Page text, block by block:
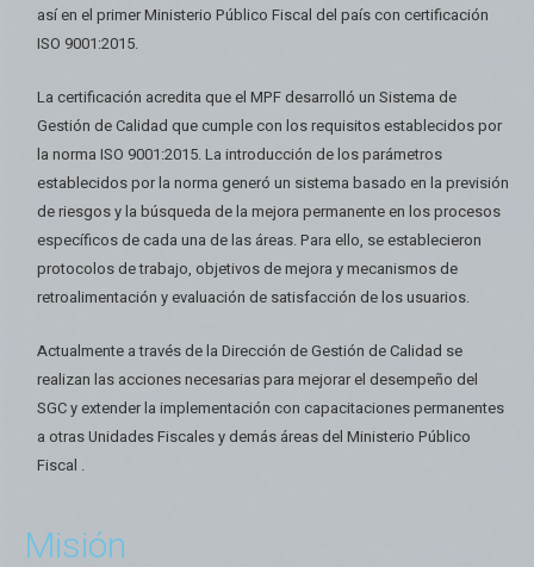
así en el primer Ministerio Público Fiscal del país con certificación
ISO 9001:2015.
La certificación acredita que el MPF desarrolló un Sistema de
Gestión de Calidad que cumple con los requisitos establecidos por
la norma ISO 9001:2015. La introducción de los parámetros
establecidos por la norma generó un sistema basado en la previsión
de riesgos y la búsqueda de la mejora permanente en los procesos
específicos de cada una de las áreas. Para ello, se establecieron
protocolos de trabajo, objetivos de mejora y mecanismos de
retroalimentación y evaluación de satisfacción de los usuarios.
Actualmente a través de la Dirección de Gestión de Calidad se
realizan las acciones necesarias para mejorar el desempeño del
SGC y extender la implementación con capacitaciones permanentes
a otras Unidades Fiscales y demás áreas del Ministerio Público
Fiscal .
Misión